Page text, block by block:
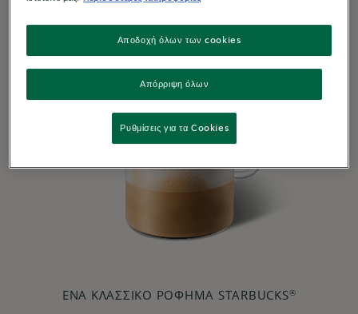
ΈΝΑ ΚΛΑΣΣΙΚΌ ΡΌΦΗΜΑ STARBUCKS®
Απόρριψη όλων
Αποδοχή όλων των cookies
Ρυθμίσεις για τα Cookies